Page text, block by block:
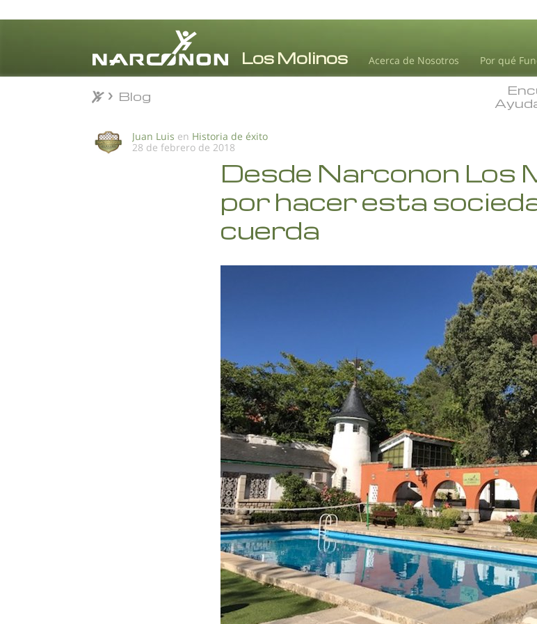
Acerca de Nosotros Por qué
Blog
Juan Luis en Historia de éxito
28 de febrero de 2018
Desde Narconon Los
por hacer esta
cuerda
Blog